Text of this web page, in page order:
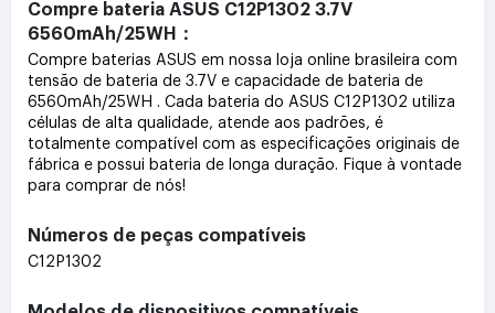
Compre bateria ASUS C12P1302 3.7V
6560mAh/25WH：
Compre baterias ASUS em nossa loja online brasileira com
tensão de bateria de 3.7V e capacidade de bateria de
6560mAh/25WH . Cada bateria do ASUS C12P1302 utiliza
células de alta qualidade, atende aos padrões, é
totalmente compatível com as especificações originais de
fábrica e possui bateria de longa duração. Fique à vontade
para comprar de nós!
Números de peças compatíveis
C12P1302